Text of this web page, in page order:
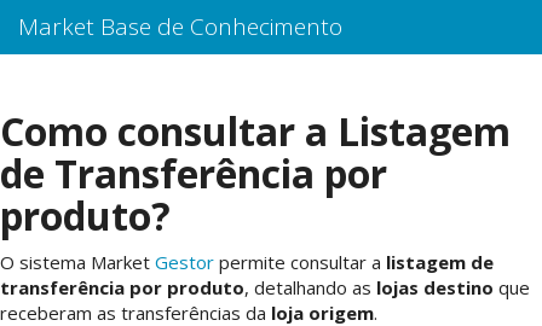
Market Base de Conhecimento
Como consultar a Listagem
de Transferência por
produto?
O sistema Market Gestor permite consultar a listagem de
transferência por produto, detalhando as lojas destino que
receberam as transferências da loja origem.